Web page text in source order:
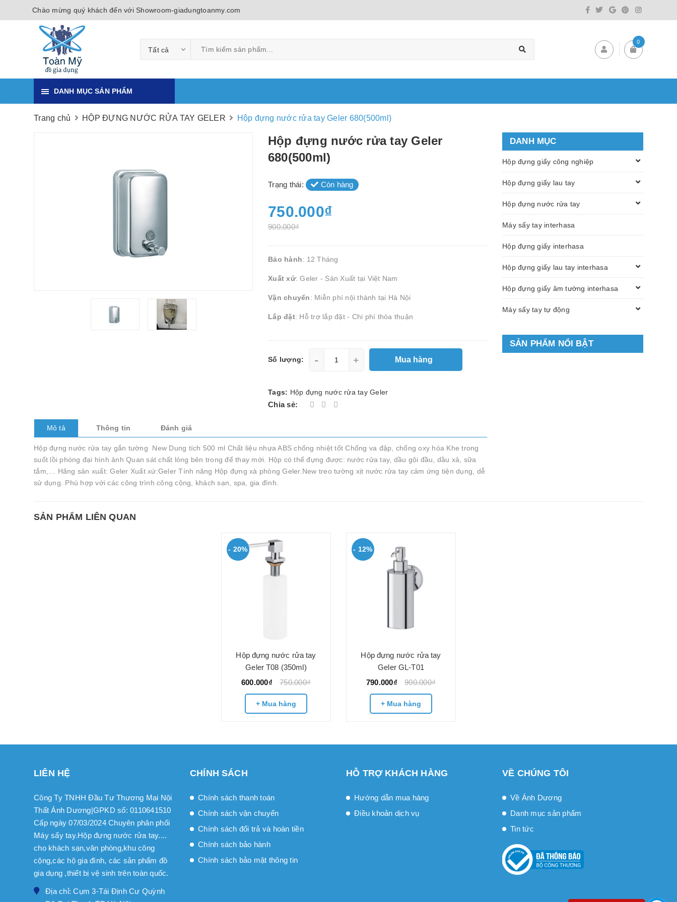
Chào mừng quý khách đến với Showroom-giadungtoanmy.com
Tất cả
0
DANH MỤC SẢN PHẨM
Trang chủ HỘP ĐỰNG NƯỚC RỬA TAY GELER Hộp đựng nước rửa tay Geler 680(500ml)
Hộp đựng nước rửa tay Geler
680(500ml)
Trạng thái: Còn hàng
750.000₫
900.000₫
Bảo hành: 12 Tháng
Xuất xứ: Geler - Sản Xuất tại Việt Nam
Vận chuyển: Miễn phí nội thành tại Hà Nội
Lắp đặt: Hỗ trợ lắp đặt - Chi phí thỏa thuận
Số lượng: - + Mua hàng
Tags: Hộp đựng nước rửa tay Geler
Chia sẻ:
Mô tả Thông tin Đánh giá
Hộp đựng nước rửa tay gắn tường New Dung tích 500 ml Chất liệu nhựa ABS chống nhiệt tốt Chống va đập, chống oxy hóa Khe trong
suốt lồi phóng đại hình ảnh Quan sát chất lỏng bên trong để thay mới. Hộp có thể đựng được: nước rửa tay, dầu gội đầu, dầu xả, sữa
tắm,… Hãng sản xuất: Geler Xuất xứ:Geler Tính năng Hộp đựng xà phòng Geler.New treo tường xịt nước rửa tay cảm ứng tiện dụng, dễ
sử dụng. Phù hợp với các công trình công cộng, khách sạn, spa, gia đình.
DANH MỤC
Hộp đựng giấy công nghiệp
Hộp đựng giấy lau tay
Hộp đựng nước rửa tay
Máy sấy tay interhasa
Hộp đựng giấy interhasa
Hộp đựng giấy lau tay interhasa
Hộp đựng giấy âm tường interhasa
Máy sấy tay tự động
SẢN PHẨM NỔI BẬT
SẢN PHẨM LIÊN QUAN
- 20%
Hộp đựng nước rửa tay
Geler T08 (350ml)
600.000₫
750.000₫
+ Mua hàng
- 12%
Hộp đựng nước rửa tay
Geler GL-T01
790.000₫
900.000₫
+ Mua hàng
LIÊN HỆ
Công Ty TNHH Đầu Tư Thương Mại Nội
Thất Ánh Dương|GPKD số: 0110641510
Cấp ngày 07/03/2024 Chuyên phân phối
Máy sấy tay.Hộp đựng nước rửa tay....
cho khách sạn,văn phòng,khu công
cộng,các hộ gia đình, các sản phẩm đồ
gia dụng ,thiết bị vệ sinh trên toàn quốc.
Địa chỉ: Cụm 3-Tái Định Cư Quỳnh
CHÍNH SÁCH
Chính sách thanh toán
Chính sách vận chuyển
Chính sách đổi trả và hoàn tiền
Chính sách bảo hành
Chính sách bảo mật thông tin
HỖ TRỢ KHÁCH HÀNG
Hướng dẫn mua hàng
Điều khoản dịch vụ
VỀ CHÚNG TÔI
Về Ánh Dương
Danh mục sản phẩm
Tin tức